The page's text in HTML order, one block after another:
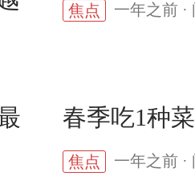
焦点 一年之前 ·
春季吃1种
焦点 一年之前 ·